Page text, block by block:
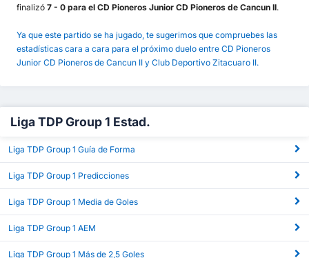
finalizó 7 - 0 para el CD Pioneros Junior CD Pioneros de Cancun II.
Ya que este partido se ha jugado, te sugerimos que compruebes las
estadísticas cara a cara para el próximo duelo entre CD Pioneros
Junior CD Pioneros de Cancun II y Club Deportivo Zitacuaro II.
Liga TDP Group 1 Estad.
Liga TDP Group 1 Guía de Forma
Liga TDP Group 1 Predicciones
Liga TDP Group 1 Media de Goles
Liga TDP Group 1 AEM
Liga TDP Group 1 Más de 2,5 Goles